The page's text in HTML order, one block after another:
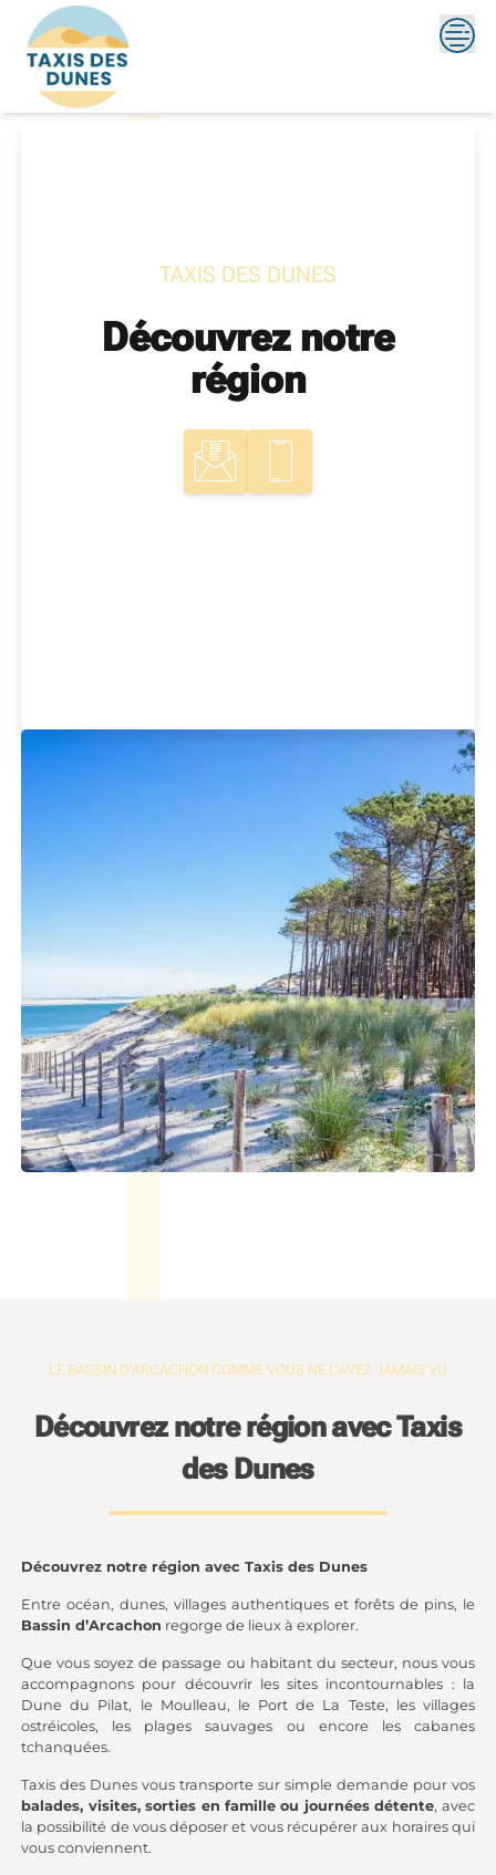
content
TAXIS DES DUNES
Découvrez notre
région
LE BASSIN D’ARCACHON COMME VOUS NE L’AVEZ JAMAIS VU
Découvrez notre région avec Taxis
des Dunes
Découvrez notre région avec Taxis des Dunes
Entre océan, dunes, villages authentiques et forêts de pins, le
Bassin d’Arcachon regorge de lieux à explorer.
Que vous soyez de passage ou habitant du secteur, nous vous
accompagnons pour découvrir les sites incontournables : la
Dune du Pilat, le Moulleau, le Port de La Teste, les villages
ostréicoles, les plages sauvages ou encore les cabanes
tchanquées.
Taxis des Dunes vous transporte sur simple demande pour vos
balades, visites, sorties en famille ou journées détente, avec
la possibilité de vous déposer et vous récupérer aux horaires qui
vous conviennent.